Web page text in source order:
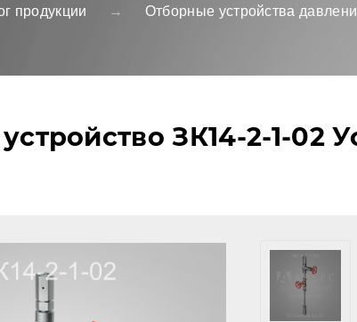
продукции Отборные устройства
ЗК14-2-1-02